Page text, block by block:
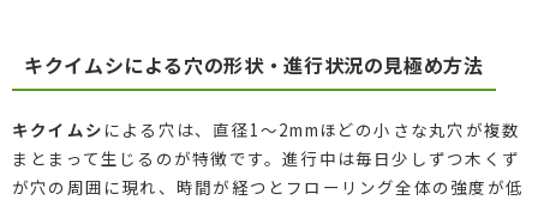
キクイムシによる穴の形状・進行状況の見極め方法
キクイムシ による穴は、直径1～2mmほどの小さな丸穴が複数
まとまって生じるのが特徴です。進行中は毎日少しずつ木くず
が穴の周囲に現れ、時間が経つとフローリング全体の強度が低